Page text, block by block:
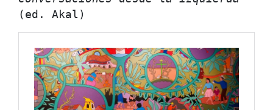
(ed. Akal)